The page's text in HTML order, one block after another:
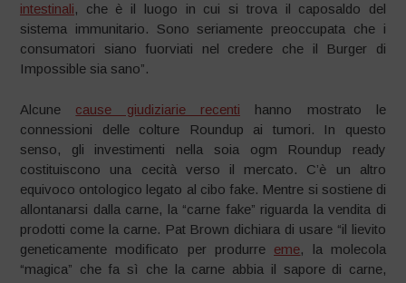
intestinali, che è il luogo in cui si trova il caposaldo del
sistema immunitario. Sono seriamente preoccupata che i
consumatori siano fuorviati nel credere che il Burger di
Impossible sia sano”.
Alcune cause giudiziarie recenti hanno mostrato le
connessioni delle colture Roundup ai tumori. In questo
senso, gli investimenti nella soia ogm Roundup ready
costituiscono una cecità verso il mercato. C’è un altro
equivoco ontologico legato al cibo fake. Mentre si sostiene di
allontanarsi dalla carne, la “carne fake” riguarda la vendita di
prodotti come la carne. Pat Brown dichiara di usare “il lievito
geneticamente modificato per produrre eme, la molecola
“magica” che fa sì che la carne abbia il sapore di carne,